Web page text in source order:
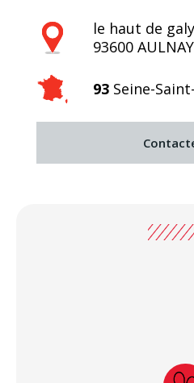
le haut de galy
93600
93 Seine-